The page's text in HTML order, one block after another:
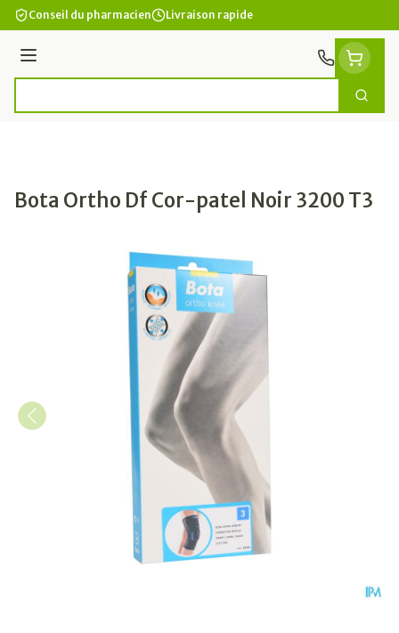
Aller au contenu
Conseil du pharmacien Livraison rapide
Menu
Bota Ortho Df Cor-patel Noir 3200 T3